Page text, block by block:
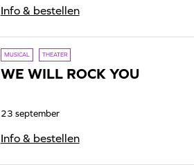
Info & bestellen
MUSICAL THEATER
WE WILL ROCK YOU
23 september
Info & bestellen